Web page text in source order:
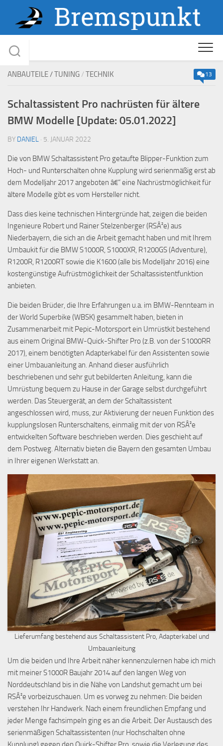
content
ANBAUTEILE / TUNING / TECHNIK 13
Schaltassistent Pro nachrüsten für ältere
BMW Modelle [Update: 05.01.2022]
BY DANIEL · 5. JANUAR 2022
Die von BMW Schaltassistent Pro getaufte Blipper-Funktion zum
Hoch- und Runterschalten ohne Kupplung wird serienmäßig erst ab
dem Modelljahr 2017 angeboten â€“ eine Nachrüstmöglichkeit für
ältere Modelle gibt es vom Hersteller nicht.
Dass dies keine technischen Hintergründe hat, zeigen die beiden
Ingenieure Robert und Rainer Stelzenberger (RSÂ²e) aus
Niederbayern, die sich an die Arbeit gemacht haben und mit Ihrem
Umbaukit für die BMW S1000R, S1000XR, R1200GS (Adventure),
R1200R, R1200RT sowie die K1600 (alle bis Modelljahr 2016) eine
kostengünstige Aufrüstmöglichkeit der Schaltassistentfunktion
anbieten.
Die beiden Brüder, die Ihre Erfahrungen u.a. im BMW-Rennteam in
der World Superbike (WBSK) gesammelt haben, bieten in
Zusammenarbeit mit Pepic-Motorsport ein Umrüstkit bestehend
aus einem Original BMW-Quick-Shifter Pro (z.B. von der S1000RR
2017), einem benötigten Adapterkabel für den Assistenten sowie
einer Umbauanleitung an. Anhand dieser ausführlich
beschriebenen und sehr gut bebilderten Anleitung, kann die
Umrüstung bequem zu Hause in der Garage selbst durchgeführt
werden. Das Steuergerät, an dem der Schaltassistent
angeschlossen wird, muss, zur Aktivierung der neuen Funktion des
kupplungslosen Runterschaltens, einmalig mit der von RSÂ²e
entwickelten Software beschrieben werden. Dies geschieht auf
dem Postweg. Alternativ bieten die Bayern den gesamten Umbau
in Ihrer eigenen Werkstatt an.
Lieferumfang bestehend aus Schaltassistent Pro, Adapterkabel und
Umbauanleitung
Um die beiden und Ihre Arbeit näher kennenzulernen habe ich mich
mit meiner S1000R Baujahr 2014 auf den langen Weg von
Norddeutschland bis in die Nähe von Landshut gemacht um bei
RSÂ²e vorbeizuschauen. Um es vorweg zu nehmen: Die beiden
verstehen Ihr Handwerk. Nach einem freundlichen Empfang und
jeder Menge fachsimpeln ging es an die Arbeit. Der Austausch des
serienmäßigen Schaltassistenten (nur Hochschalten ohne